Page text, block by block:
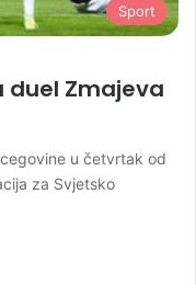
Sport
duel Zmajeva
u četvrtak od
za Svjetsko